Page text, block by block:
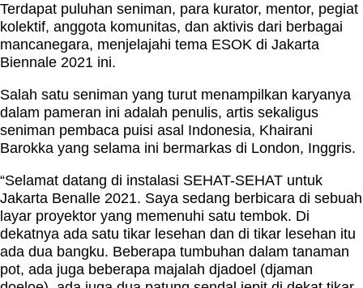
Terdapat puluhan seniman, para kurator, mentor, pegiat
kolektif, anggota komunitas, dan aktivis dari berbagai
mancanegara, menjelajahi tema ESOK di Jakarta
Biennale 2021 ini.
Salah satu seniman yang turut menampilkan karyanya
dalam pameran ini adalah penulis, artis sekaligus
seniman pembaca puisi asal Indonesia, Khairani
Barokka yang selama ini bermarkas di London, Inggris.
“Selamat datang di instalasi SEHAT-SEHAT untuk
Jakarta Benalle 2021. Saya sedang berbicara di sebuah
layar proyektor yang memenuhi satu tembok. Di
dekatnya ada satu tikar lesehan dan di tikar lesehan itu
ada dua bangku. Beberapa tumbuhan dalam tanaman
pot, ada juga beberapa majalah djadoel (djaman